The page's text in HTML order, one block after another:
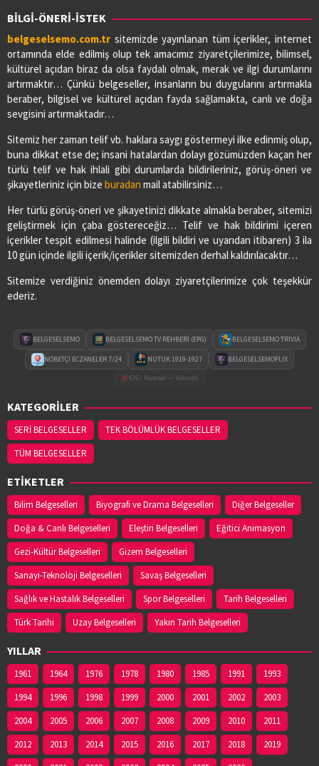
BİLGİ-ÖNERİ-İSTEK
belgeselsemo.com.tr sitemizde yayınlanan tüm içerikler, internet
ortamında elde edilmiş olup tek amacımız ziyaretçilerimize, bilimsel,
kültürel açıdan biraz da olsa faydalı olmak, merak ve ilgi durumlarını
artırmaktır… Çünkü belgeseller, insanların bu duygularını artırmakla
beraber, bilgisel ve kültürel açıdan fayda sağlamakta, canlı ve doğa
sevgisini artırmaktadır…
Sitemiz her zaman telif vb. haklara saygı göstermeyi ilke edinmiş olup,
buna dikkat etse de; insani hatalardan dolayı gözümüzden kaçan her
türlü telif ve hak ihlali gibi durumlarda bildirileriniz, görüş-öneri ve
şikayetleriniz için bize buradan mail atabilirsiniz…
Her türlü görüş-öneri ve şikayetinizi dikkate almakla beraber, sitemizi
geliştirmek için çaba göstereceğiz… Telif ve hak bildirimi içeren
içerikler tespit edilmesi halinde (ilgili bildiri ve uyarıdan itibaren) 3 ila
10 gün içinde ilgili içerik/içerikler sitemizden derhal kaldırılacaktır…
Sitemize verdiğiniz önemden dolayı ziyaretçilerimize çok teşekkür
ederiz.
BELGESELSEMO BELGESELSEMO TV REHBERİ (EPG) BELGESELSEMO TRIVIA
NÖBETÇİ ECZANELER 7/24 NUTUK 1919-1927
BELGESELSEMOFLIX
iOS / Huawei — Yakında
KATEGORİLER
SERİ BELGESELLER
TEK BÖLÜMLÜK BELGESELLER
TÜM BELGESELLER
ETİKETLER
Bilim Belgeselleri Biyografi ve Drama Belgeselleri
Diğer Belgeseller
Doğa & Canlı Belgeselleri
Eleştiri Belgeselleri
Eğitici Animasyon
Gezi-Kültür Belgeselleri
Gizem Belgeselleri
Sanayi-Teknoloji Belgeselleri
Savaş Belgeselleri
Sağlık ve Hastalık Belgeselleri
Spor Belgeselleri
Tarih Belgeselleri
Türk Tarihi
Uzay Belgeselleri Yakın Tarih Belgeselleri
YILLAR
1961 1964 1976 1978 1980 1985 1991
1993
1994
1996 1998 1999 2000 2001 2002
2003
2004
2005 2006 2007 2008 2009 2010
2011
2012
2013 2014 2015 2016 2017 2018
2019